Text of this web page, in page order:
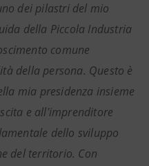
dei pilastri del mio
della Piccola Industria
comune
della persona. Questo è
mia presidenza insieme
e all'imprenditore
dello sviluppo
del territorio. Con